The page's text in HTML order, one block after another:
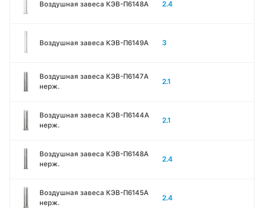
Воздушная завеса КЭВ-П6148A 2.4
Воздушная завеса КЭВ-П6149A 3
Воздушная завеса КЭВ-П6147A
нерж.
2.1
Воздушная завеса КЭВ-П6144A
нерж.
2.1
Воздушная завеса КЭВ-П6148A
нерж.
2.4
Воздушная завеса КЭВ-П6145A
нерж.
2.4